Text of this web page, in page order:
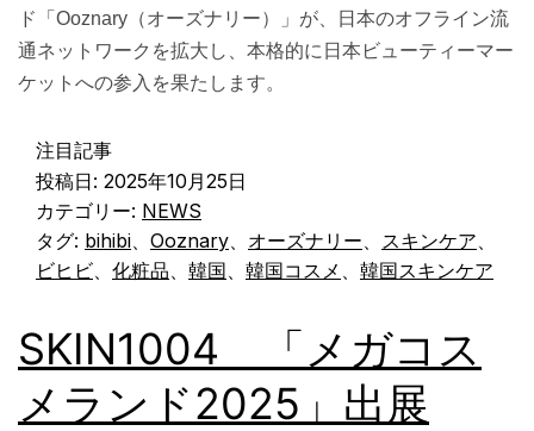
ド「Ooznary（オーズナリー）」が、日本のオフライン流
通ネットワークを拡大し、本格的に日本ビューティーマー
ケットへの参入を果たします。
注目記事
投稿日: 2025年10月25日
カテゴリー: NEWS
タグ: bihibi Ooznary オーズナリー スキンケア
ビヒビ
化粧品 韓国 韓国コスメ 韓国スキンケア
SKIN1004 「メガコス
メランド2025」出展